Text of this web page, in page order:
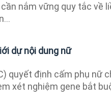
nắm vững quy tắc về
dự nội dung nữ
quyết định cấm phụ nữ
xét nghiệm gene bắt